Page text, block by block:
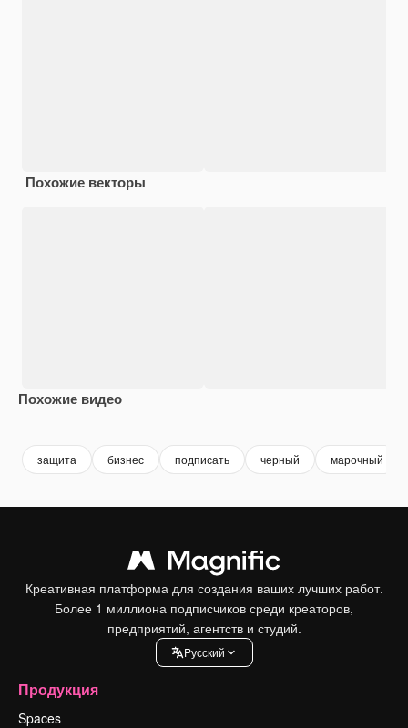
Похожие векторы
Похожие видео
защита бизнес подписать черный марочный
Креативная платформа для создания ваших лучших работ.
Более 1 миллиона подписчиков среди креаторов,
предприятий, агентств и студий.
Pусский
Продукция
Spaces